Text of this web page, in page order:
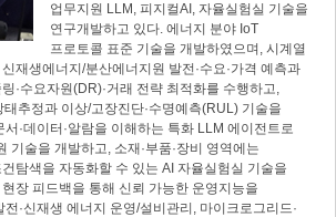
업무지원 LLM, 피지컬AI, 자율실험실 기술을
연구개발하고 있다. 에너지 분야 IoT
프로토콜 표준 기술을 개발하였으며, 시계열
재생에너지/분산에너지원 발전·수요·가격 예측과
·수요자원(DR)·거래 전략 최적화를 수행하고,
태추정과 이상/고장진단·수명예측(RUL) 기술을
·데이터·알람을 이해하는 특화 LLM 에이전트로
기술을 개발하고, 소재·부품·장비 영역에는
탐색을 자동화할 수 있는 AI 자율실험실 기술을
장 피드백을 통해 신뢰 가능한 운영지능을
·신재생 에너지 운영/설비관리, 마이크로그리드·